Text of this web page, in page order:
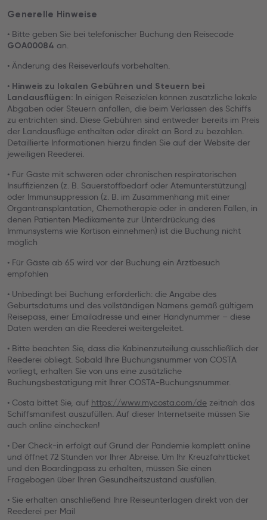
Generelle Hinweise
• Bitte geben Sie bei telefonischer Buchung den Reisecode
GOA00084 an.
• Änderung des Reiseverlaufs vorbehalten.
• Hinweis zu lokalen Gebühren und Steuern bei
Landausflügen: In einigen Reisezielen können zusätzliche lokale
Abgaben oder Steuern anfallen, die beim Verlassen des Schiffs
zu entrichten sind. Diese Gebühren sind entweder bereits im Preis
der Landausflüge enthalten oder direkt an Bord zu bezahlen.
Detaillierte Informationen hierzu finden Sie auf der Website der
jeweiligen Reederei.
• Für Gäste mit schweren oder chronischen respiratorischen
Insuffizienzen (z. B. Sauerstoffbedarf oder Atemunterstützung)
oder Immunsuppression (z. B. im Zusammenhang mit einer
Organtransplantation, Chemotherapie oder in anderen Fällen, in
denen Patienten Medikamente zur Unterdrückung des
Immunsystems wie Kortison einnehmen) ist die Buchung nicht
möglich
• Für Gäste ab 65 wird vor der Buchung ein Arztbesuch
empfohlen
• Unbedingt bei Buchung erforderlich: die Angabe des
Geburtsdatums und des vollständigen Namens gemäß gültigem
Reisepass, einer Emailadresse und einer Handynummer – diese
Daten werden an die Reederei weitergeleitet.
• Bitte beachten Sie, dass die Kabinenzuteilung ausschließlich der
Reederei obliegt. Sobald Ihre Buchungsnummer von COSTA
vorliegt, erhalten Sie von uns eine zusätzliche
Buchungsbestätigung mit Ihrer COSTA-Buchungsnummer.
• Costa bittet Sie, auf https://www.mycosta.com/de zeitnah das
Schiffsmanifest auszufüllen. Auf dieser Internetseite müssen Sie
auch online einchecken!
• Der Check-in erfolgt auf Grund der Pandemie komplett online
und öffnet 72 Stunden vor Ihrer Abreise. Um Ihr Kreuzfahrtticket
und den Boardingpass zu erhalten, müssen Sie einen
Fragebogen über Ihren Gesundheitszustand ausfüllen.
• Sie erhalten anschließend Ihre Reiseunterlagen direkt von der
Reederei per Mail